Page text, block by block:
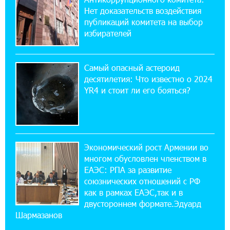
приложении
17:03:49 30-07-2026
Платформа Rate.Trading на Seaside Startup
14:44:13 29-07-2026
Состоялось открытие Khachaturian Rooftop
при поддержке IDBank
18:38:18 28-07-2026
Пашинян ты упустил свой шанс уйти
спокойно. Аршак Карапетян
12:04:53 28-07-2026
Обновленный Центр продаж и обслуживания
Ucom открылся по адресу ул. Шаумяна, 24/2
Нет доказательств воздействия
публикаций комитета на выбор
избирателей
Самый опасный астероид
десятилетия: Что известно о 2024
YR4 и стоит ли его бояться?
Экономический рост Армении во
многом обусловлен членством в
ЕАЭС: РПА за развитие
союзнических отношений с РФ
как в рамках ЕАЭС,так и в
двустороннем формате.Эдуард
Шармазанов